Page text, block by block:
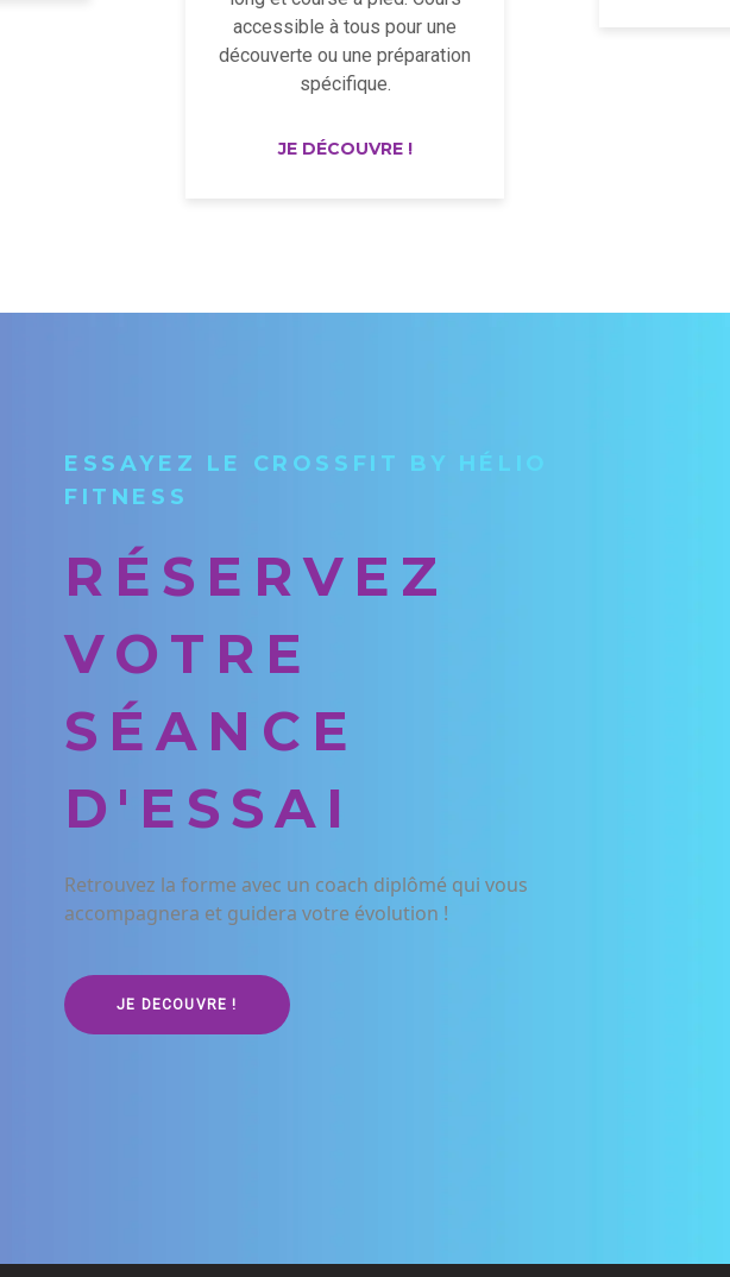
accessible à tous pour une
découverte ou une préparation
spécifique.
JE DÉCOUVRE !
ESSAYEZ LE CROSSFIT BY HÉLIO
FITNESS
RÉSERVEZ
VOTRE
SÉANCE
D'ESSAI
Retrouvez la forme avec un coach diplômé qui vous
accompagnera et guidera votre évolution !
JE DECOUVRE !